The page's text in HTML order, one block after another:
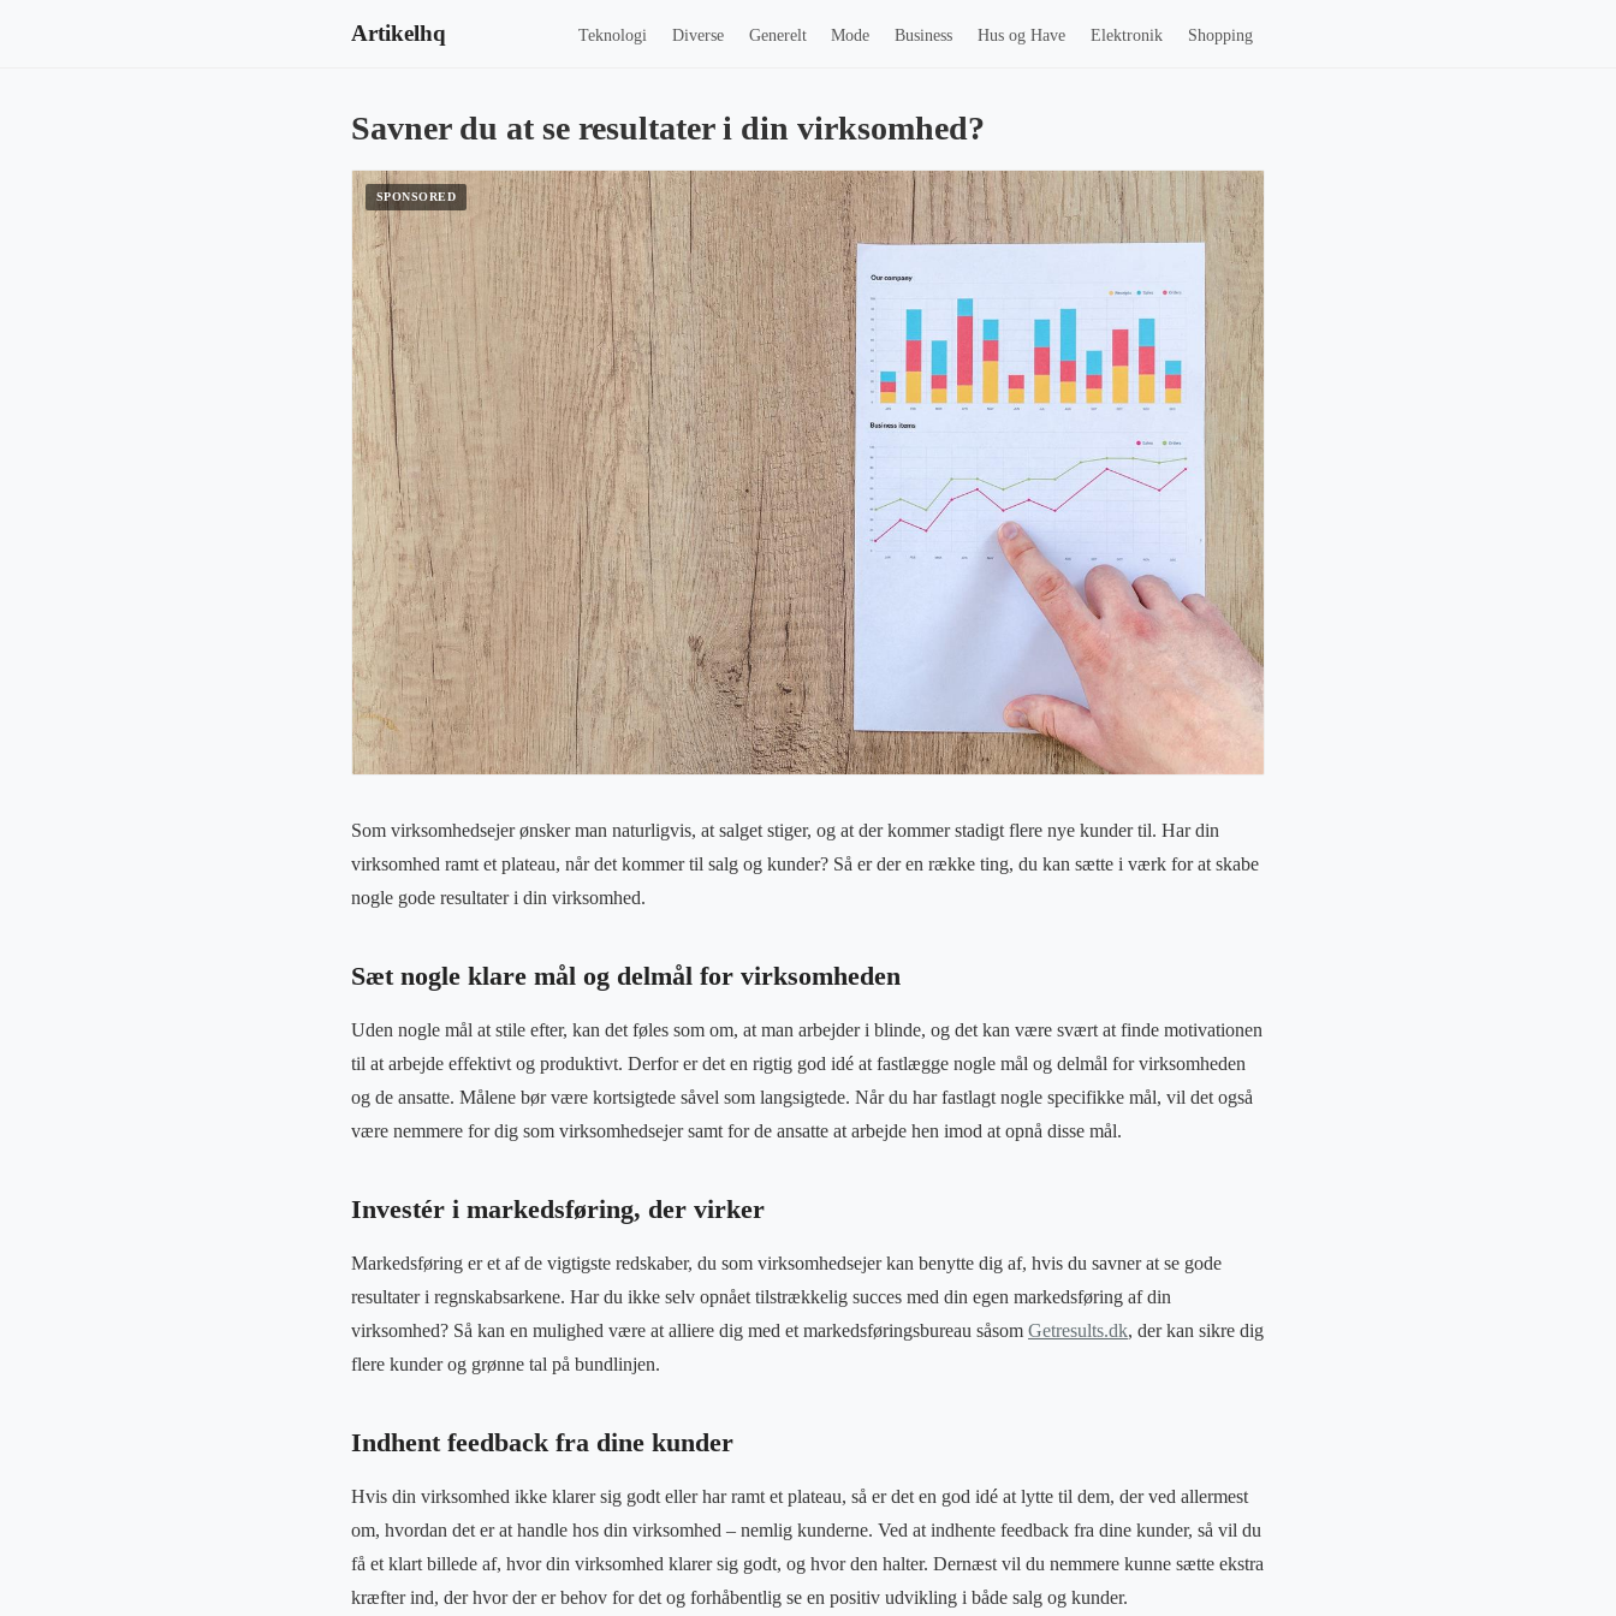
Artikelhq Teknologi Diverse Generelt Mode Business Hus og Have Elektronik Shopping
Savner du at se resultater i din virksomhed?
Som virksomhedsejer ønsker man naturligvis, at salget stiger, og at der kommer stadigt flere nye kunder til. Har din
virksomhed ramt et plateau, når det kommer til salg og kunder? Så er der en række ting, du kan sætte i værk for at skabe
nogle gode resultater i din virksomhed.
Sæt nogle klare mål og delmål for virksomheden
Uden nogle mål at stile efter, kan det føles som om, at man arbejder i blinde, og det kan være svært at finde motivationen
til at arbejde effektivt og produktivt. Derfor er det en rigtig god idé at fastlægge nogle mål og delmål for virksomheden
og de ansatte. Målene bør være kortsigtede såvel som langsigtede. Når du har fastlagt nogle specifikke mål, vil det også
være nemmere for dig som virksomhedsejer samt for de ansatte at arbejde hen imod at opnå disse mål.
Investér i markedsføring, der virker
Markedsføring er et af de vigtigste redskaber, du som virksomhedsejer kan benytte dig af, hvis du savner at se gode
resultater i regnskabsarkene. Har du ikke selv opnået tilstrækkelig succes med din egen markedsføring af din
virksomhed? Så kan en mulighed være at alliere dig med et markedsføringsbureau såsom Getresults.dk, der kan sikre dig
flere kunder og grønne tal på bundlinjen.
Indhent feedback fra dine kunder
Hvis din virksomhed ikke klarer sig godt eller har ramt et plateau, så er det en god idé at lytte til dem, der ved allermest
om, hvordan det er at handle hos din virksomhed – nemlig kunderne. Ved at indhente feedback fra dine kunder, så vil du
få et klart billede af, hvor din virksomhed klarer sig godt, og hvor den halter. Dernæst vil du nemmere kunne sætte ekstra
kræfter ind, der hvor der er behov for det og forhåbentlig se en positiv udvikling i både salg og kunder.